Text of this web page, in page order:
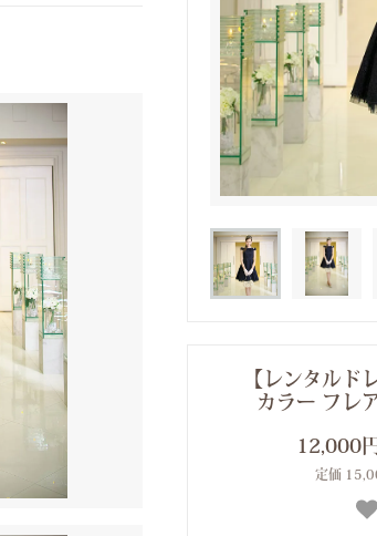
【レンタルド
カラー フレ
12,000
定価